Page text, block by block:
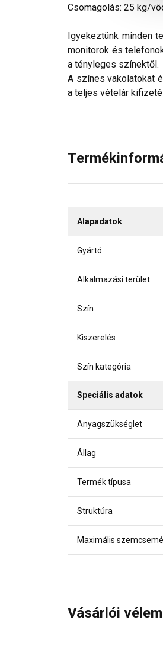
Csomagolás: 25 kg/
Igyekeztünk minden
monitorok és
a tényleges színektől.
A színes vakolatokat
a teljes vételár
Alapadatok
Gyártó
Alkalmazási terület
Szín
Kiszerelés
Szín kategória
Speciális adatok
Anyagszükséglet
Állag
Termék típusa
Struktúra
Maximális
Vásárlói